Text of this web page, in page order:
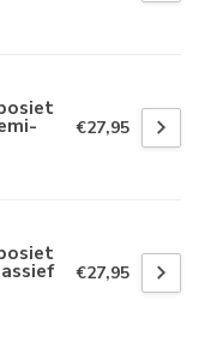
€27,95
€27,95